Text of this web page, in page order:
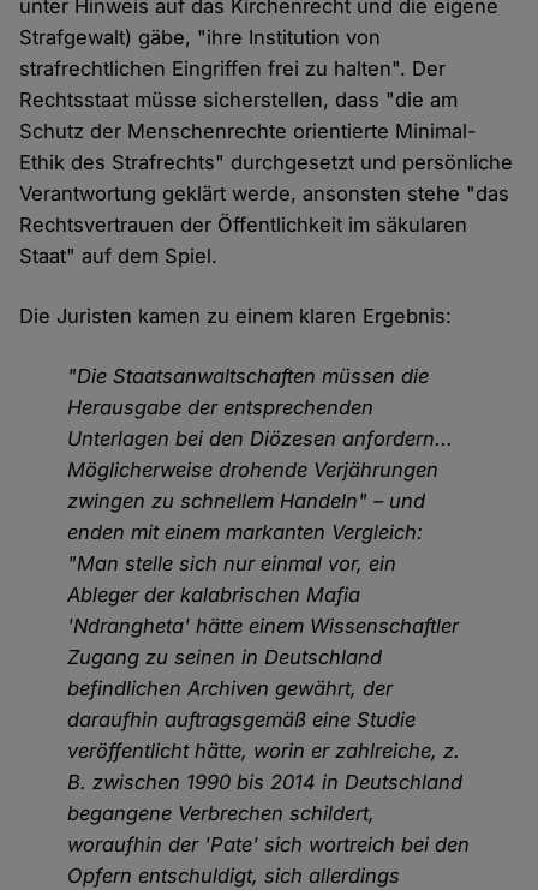
unter Hinweis auf das Kirchenrecht und die eigene
Strafgewalt) gäbe, "ihre Institution von
strafrechtlichen Eingriffen frei zu halten". Der
Rechtsstaat müsse sicherstellen, dass "die am
Schutz der Menschenrechte orientierte Minimal-
Ethik des Strafrechts" durchgesetzt und persönliche
Verantwortung geklärt werde, ansonsten stehe "das
Rechtsvertrauen der Öffentlichkeit im säkularen
Staat" auf dem Spiel.
Die Juristen kamen zu einem klaren Ergebnis:
"Die Staatsanwaltschaften müssen die
Herausgabe der entsprechenden
Unterlagen bei den Diözesen anfordern...
Möglicherweise drohende Verjährungen
zwingen zu schnellem Handeln" – und
enden mit einem markanten Vergleich:
"Man stelle sich nur einmal vor, ein
Ableger der kalabrischen Mafia
'Ndrangheta' hätte einem Wissenschaftler
Zugang zu seinen in Deutschland
befindlichen Archiven gewährt, der
daraufhin auftragsgemäß eine Studie
veröffentlicht hätte, worin er zahlreiche, z.
B. zwischen 1990 bis 2014 in Deutschland
begangene Verbrechen schildert,
woraufhin der 'Pate' sich wortreich bei den
Opfern entschuldigt, sich allerdings